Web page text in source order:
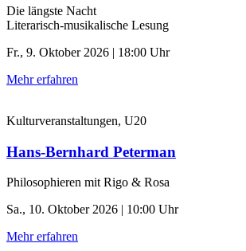
Die längste Nacht
Literarisch-musikalische Lesung
Fr., 9. Oktober 2026 | 18:00 Uhr
Mehr erfahren
Kulturveranstaltungen, U20
Hans-Bernhard Peterman
Philosophieren mit Rigo & Rosa
Sa., 10. Oktober 2026 | 10:00 Uhr
Mehr erfahren